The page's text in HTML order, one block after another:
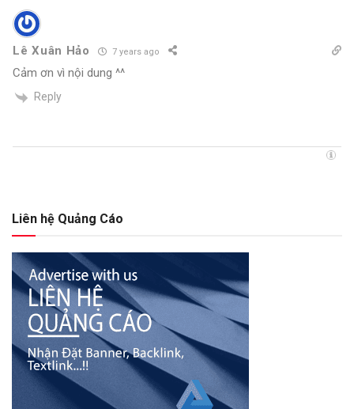
Lê Xuân Hảo 7 years ago
Cảm ơn vì nội dung ^^
Reply
Liên hệ Quảng Cáo